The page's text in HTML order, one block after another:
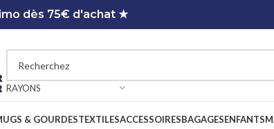
dès 75€ d'achat ★
RAYONS
& GOURDESTEXTILESACCESSOIRESBAGAGESENFANTS